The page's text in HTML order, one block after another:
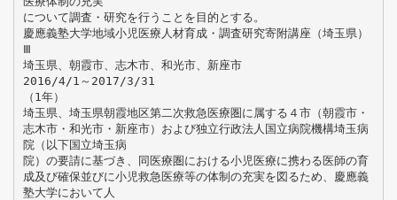
について調査・研究を行うことを目的とする。
慶應義塾大学地域小児医療人材育成・調査研究寄附講座（埼玉県）
Ⅲ
埼玉県、朝霞市、志木市、和光市、新座市
2016/4/1～2017/3/31
（1年）
埼玉県、埼玉県朝霞地区第二次救急医療圏に属する４市（朝霞市・
志木市・和光市・新座市）および独立行政法人国立病院機構埼玉病
院（以下国立埼玉病
院）の要請に基づき、同医療圏における小児医療に携わる医師の育
成及び確保並びに小児救急医療等の体制の充実を図るため、慶應義
塾大学において人